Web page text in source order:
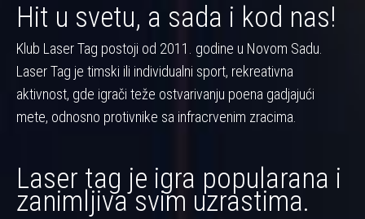
Hit u svetu, a sada i kod nas!
Klub Laser Tag postoji od 2011. godine u Novom Sadu.
Laser Tag je timski ili individualni sport, rekreativna
aktivnost, gde igrači teže ostvarivanju poena gadjajući
mete, odnosno protivnike sa infracrvenim zracima.
Laser tag je igra popularana i
zanimljiva svim uzrastima.